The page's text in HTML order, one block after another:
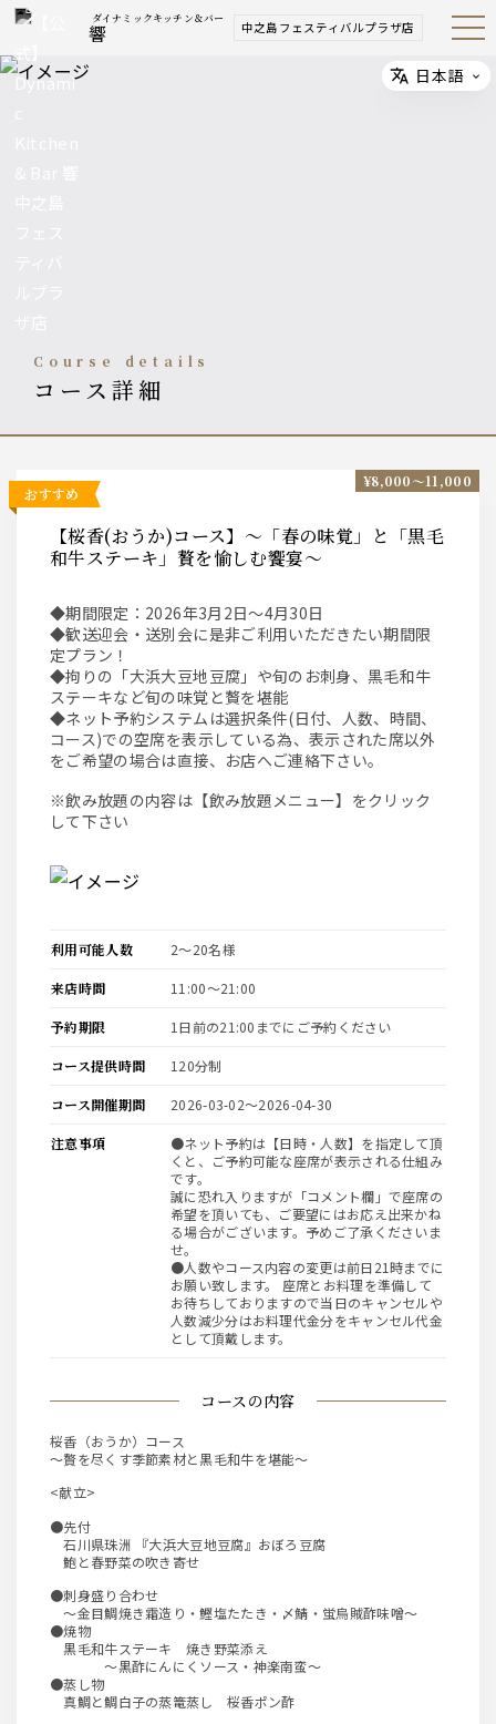
ダイナミックキッチン＆バー
響 中之島フェスティバルプラザ店 Open
Navig
course details
コース詳細
おすすめ
【桜香(おうか)コース】～「春の味覚」と「黒毛
和牛ステーキ」贅を愉しむ饗宴～
◆期間限定：2026年3月2日～4月30日
◆歓送迎会・送別会に是非ご利用いただきたい期間限
定プラン！
◆拘りの「大浜大豆地豆腐」や旬のお刺身、黒毛和牛
ステーキなど旬の味覚と贅を堪能
◆ネット予約システムは選択条件(日付、人数、時間、
コース)での空席を表示している為、表示された席以外
をご希望の場合は直接、お店へご連絡下さい。
※飲み放題の内容は【飲み放題メニュー】をクリック
して下さい
¥8,000〜11,000
コースの内容
桜香（おうか）コース
～贅を尽くす季節素材と黒毛和牛を堪能～
<献立>
●先付
石川県珠洲 『大浜大豆地豆腐』おぼろ豆腐
鮑と春野菜の吹き寄せ
●刺身盛り合わせ
～金目鯛焼き霜造り・鰹塩たたき・〆鯖・蛍烏賊酢味噌～
●焼物
黒毛和牛ステーキ 焼き野菜添え
～黒酢にんにくソース・神楽南蛮～
●蒸し物
真鯛と鯛白子の蒸篭蒸し 桜香ポン酢
利用可能人数 2〜20名様
来店時間 11:00〜21:00
予約期限 1日前の21:00までにご予約ください
コース提供時間 120分制
コース開催期間 2026-03-02〜2026-04-30
注意事項
●ネット予約は【日時・人数】を指定して頂
くと、ご予約可能な座席が表示される仕組み
です。
誠に恐れ入りますが「コメント欄」で座席の
希望を頂いても、ご要望にはお応え出来かね
る場合がございます。予めご了承くださいま
せ。
●人数やコース内容の変更は前日21時までに
お願い致します。 座席とお料理を準備して
お待ちしておりますので当日のキャンセルや
人数減少分はお料理代金分をキャンセル代金
として頂戴します。
Select
日本語